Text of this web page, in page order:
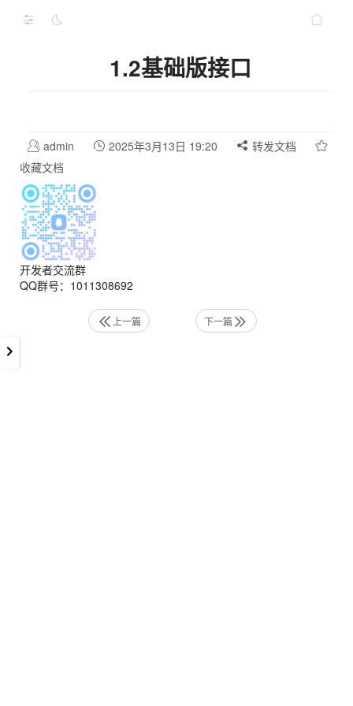
1.2基础版接口
admin 2025年3月13日 19:20
转发文档
收藏文档
开发者交流群
QQ群号：1011308692
上一篇 下一篇